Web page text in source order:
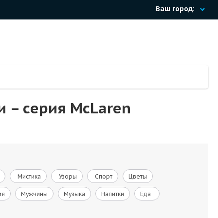
Ваш город:
– cерия McLaren
Мистика Узоры Спорт Цветы
Мужчины Музыка Напитки Еда